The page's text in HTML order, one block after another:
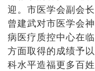
迎。市医学会副会
曾建武对市医学会
病医疗质控中心在
方面取得的成绩予
科水平造福更多百姓